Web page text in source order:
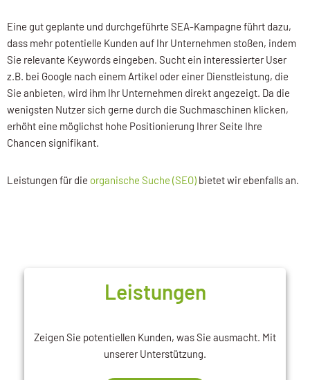
Eine gut geplante und durchgeführte SEA-Kampagne führt dazu,
dass mehr potentielle Kunden auf Ihr Unternehmen stoßen, indem
Sie relevante Keywords eingeben. Sucht ein interessierter User
z.B. bei Google nach einem Artikel oder einer Dienstleistung, die
Sie anbieten, wird ihm Ihr Unternehmen direkt angezeigt. Da die
wenigsten Nutzer sich gerne durch die Suchmaschinen klicken,
erhöht eine möglichst hohe Positionierung Ihrer Seite Ihre
Chancen signifikant.
Leistungen für die organische Suche (SEO) bietet wir ebenfalls an.
Leistungen
Zeigen Sie potentiellen Kunden, was Sie ausmacht. Mit
unserer Unterstützung.